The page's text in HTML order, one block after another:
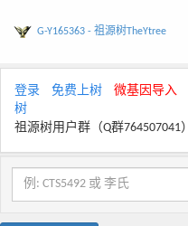
G-Y165363 - 祖源树TheYtree
登录 免费上树 微基因导入
树
祖源树用户群（Q群764507041）